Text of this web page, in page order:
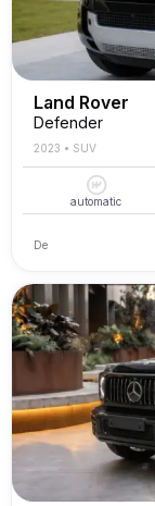
Land Rover
Defender
2023 • SUV
automatic
De